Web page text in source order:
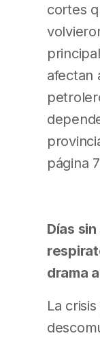
cortes
afectan
página
Días
drama
La